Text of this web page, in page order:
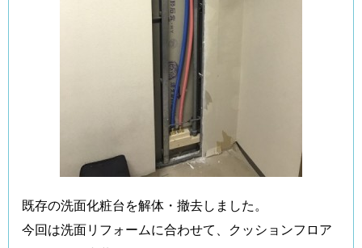
既存の洗面化粧台を解体・撤去しました。
今回は洗面リフォームに合わせて、クッションフロア